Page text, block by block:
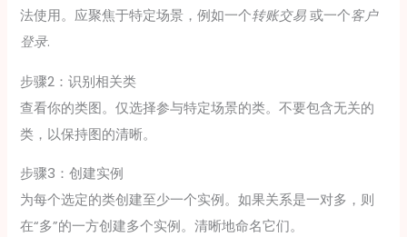
法使用。应聚焦于特定场景，例如一个转账交易 或一个客户
登录.
步骤2：识别相关类
查看你的类图。仅选择参与特定场景的类。不要包含无关的
类，以保持图的清晰。
步骤3：创建实例
为每个选定的类创建至少一个实例。如果关系是一对多，则
在“多”的一方创建多个实例。清晰地命名它们。